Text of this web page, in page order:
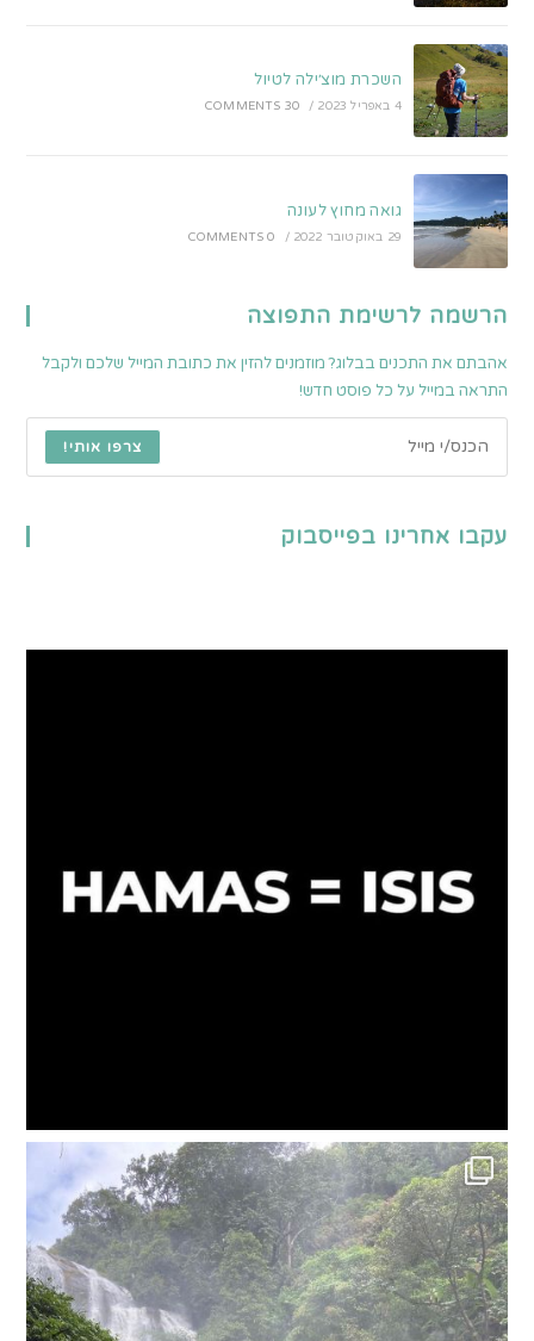
השכרת מוצ׳ילה לטיול
4 באפריל 2023 /
30 COMMENTS
גואה מחוץ לעונה
29 באוקטובר 2022 /
0 COMMENTS
הרשמה לרשימת התפוצה
אהבתם את התכנים בבלוג? מוזמנים להזין את כתובת המייל שלכם ולקבל
התראה במייל על כל פוסט חדש!
צרפו אותי!
עקבו אחרינו בפייסבוק